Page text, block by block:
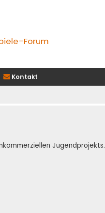
Forum
Kontakt
Jugendprojekts.